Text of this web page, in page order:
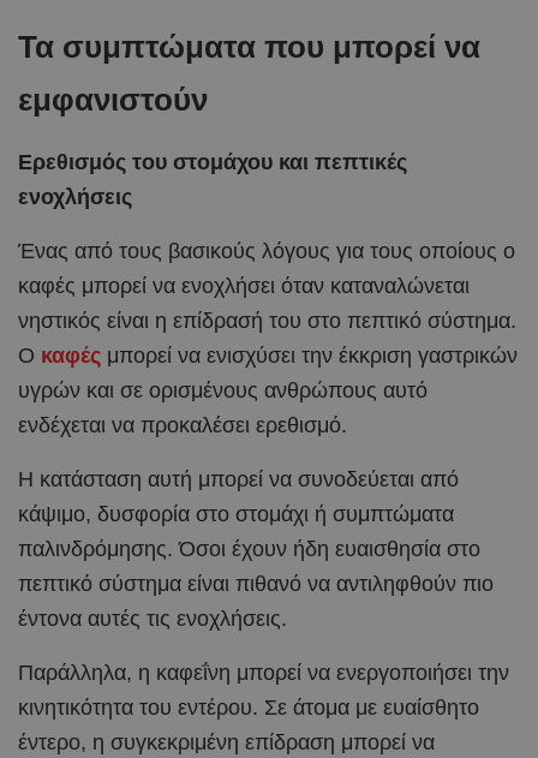
Τα συμπτώματα που μπορεί να
εμφανιστούν
Ερεθισμός του στομάχου και πεπτικές
ενοχλήσεις
Ένας από τους βασικούς λόγους για τους οποίους ο
καφές μπορεί να ενοχλήσει όταν καταναλώνεται
νηστικός είναι η επίδρασή του στο πεπτικό σύστημα.
Ο καφές μπορεί να ενισχύσει την έκκριση γαστρικών
υγρών και σε ορισμένους ανθρώπους αυτό
ενδέχεται να προκαλέσει ερεθισμό.
Η κατάσταση αυτή μπορεί να συνοδεύεται από
κάψιμο, δυσφορία στο στομάχι ή συμπτώματα
παλινδρόμησης. Όσοι έχουν ήδη ευαισθησία στο
πεπτικό σύστημα είναι πιθανό να αντιληφθούν πιο
έντονα αυτές τις ενοχλήσεις.
Παράλληλα, η καφεΐνη μπορεί να ενεργοποιήσει την
κινητικότητα του εντέρου. Σε άτομα με ευαίσθητο
έντερο, η συγκεκριμένη επίδραση μπορεί να